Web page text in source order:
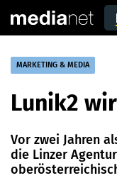
MARKETING & MEDIA
Lunik2
Vor zwei Jahren
die Linzer